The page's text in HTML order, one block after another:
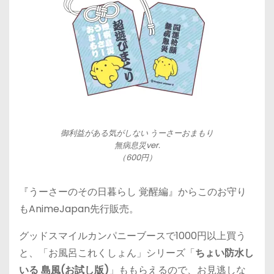
御利益がある気がしない うーさーおまもり
無病息災ver.
（600円）
『うーさーのその日暮らし 覚醒編』からこのお守り
もAnimeJapan先行販売。
グッドスマイルカンパニーブースで1000円以上買う
と、「お風呂これくしょん」シリーズ「ちょい防水し
いる 島風(お試し版) 」ももらえるので、お見逃しな